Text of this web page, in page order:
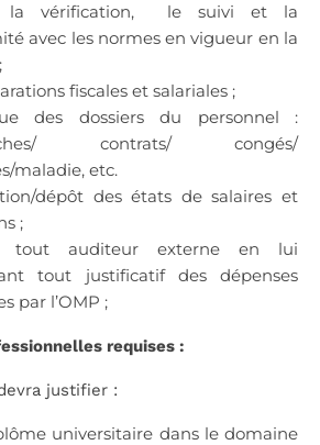
la vérification, le suivi et la
avec les normes en vigueur en la
fiscales et salariales ;
des dossiers du personnel :
contrats/ congés/
maladie, etc.
dépôt des états de salaires et
;
tout auditeur externe en lui
tout justificatif des dépenses
par l’OMP ;
requises :
justifier :
universitaire dans le domaine